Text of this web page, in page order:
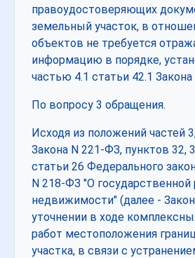
правоудостоверяющих
земельный участок, в
объектов не требуется
информацию в порядке,
частью 4.1 статьи 42.1
По вопросу 3 обращения.
Исходя из положений частей
Закона N 221-ФЗ, пунктов 32,
статьи 26 Федерального
N 218-ФЗ "О государственной
недвижимости" (далее -
уточнении в ходе
работ местоположения
участка, в связи с